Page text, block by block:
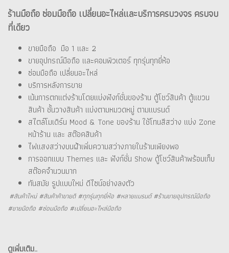
ร้านมือถือ ซ่อมมือถือ เปลี่ยนอะไหล่และบริการครบวงจร ครบจบ
ที่เดียว
ขายมือถือ มือ 1 และ 2
ขายอุปกรณ์มือถือ และคอมพิวเตอร์ ทุกรุ่นทุกยี่ห้อ
ซ่อมมือถือ เปลี่ยนอะไหล่
บริการหลังการขาย
เน้นการตกแต่งร้านโดยแบ่งฟังก์ชั่นของร้าน ตู้โชว์สินค้า ตู้แขวน
สินค้า ชั้นวางสินค้า แบ่งตามหมวดหมู่ ตามแบรนด์
สไตล์โมเดิร์น Mood & Tone ของร้าน ใช้โทนสีสว่าง แบ่ง Zone
หน้าร้าน และ สต๊อคสินค้า
ไฟแสงสว่างบนฝ้าเพิ่มความสว่างภายในร้านเพียงพอ
การออกแบบ Themes และ ฟังก์ชั่น Show ตู้โชว์สินค้าพร้อมเก็บ
สต๊อคจำนวนมาก
ทันสมัย รูปแบบใหม่ ดีไซน์อย่างลงตัว
#สินค้าใหม่ #สินค้าค้าขายดี #ทุกรุ่นทุกยี่ห้อ #หลายแบรนด์ #ร้านขายอุปกรณ์มือถือ
#ขายมือถือ #ซ่อมมือถือ #เปลี่ยนอะไหล่มือถือ
ดูเพิ่มเติม..